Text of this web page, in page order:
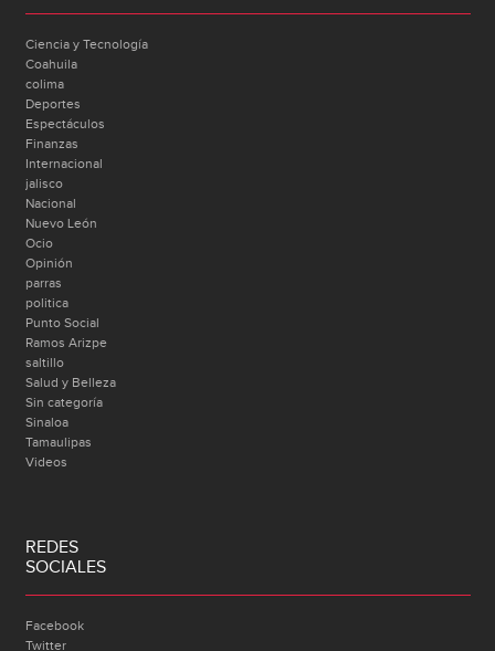
Ciencia y Tecnología
Coahuila
colima
Deportes
Espectáculos
Finanzas
Internacional
jalisco
Nacional
Nuevo León
Ocio
Opinión
parras
politica
Punto Social
Ramos Arizpe
saltillo
Salud y Belleza
Sin categoría
Sinaloa
Tamaulipas
Videos
REDES
SOCIALES
Facebook
Twitter